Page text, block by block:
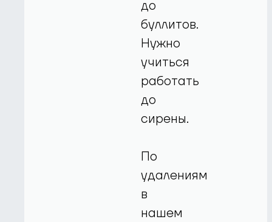
до
буллитов.
Нужно
учиться
работать
до
сирены.
По
удалениям
в
нашем